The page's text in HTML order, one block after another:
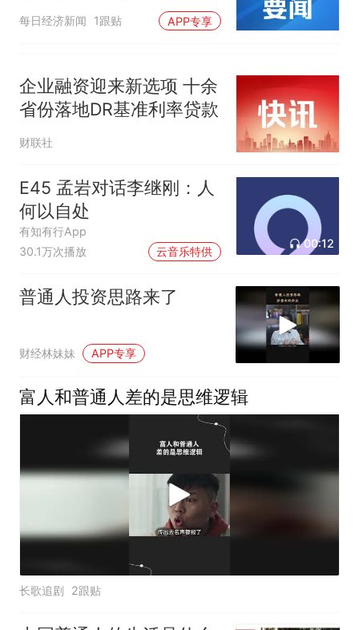
准体系发展趋势
每日经济新闻 1跟贴 APP专享
企业融资迎来新选项 十余
省份落地DR基准利率贷款
财联社
E45 孟岩对话李继刚：人
何以自处
有知有行App
30.1万次播放
云音乐特供
00:12
普通人投资思路来了
财经林妹妹 APP专享
富人和普通人差的是思维逻辑
长歌追剧 2跟贴